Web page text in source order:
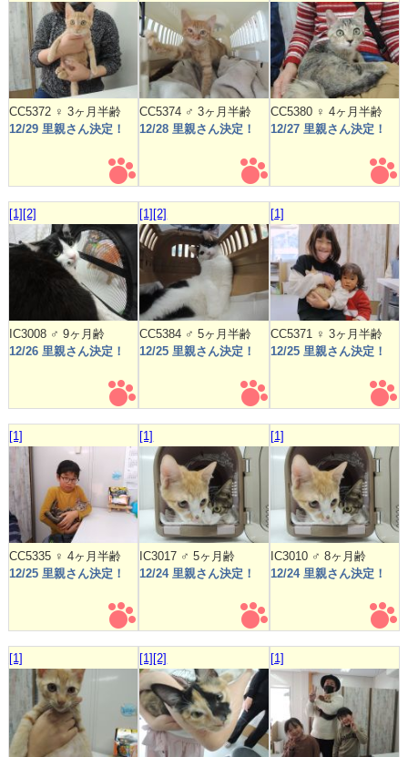
CC5372 ♀ 3ヶ月半齢
12/29 里親さん決定！
CC5374 ♂ 3ヶ月半齢
12/28 里親さん決定！
CC5380 ♀ 4ヶ月半齢
12/27 里親さん決定！
[1] [2]
IC3008 ♂ 9ヶ月齢
12/26 里親さん決定！
[1] [2]
CC5384 ♂ 5ヶ月半齢
12/25 里親さん決定！
[1]
CC5371 ♀ 3ヶ月半齢
12/25 里親さん決定！
[1]
CC5335 ♀ 4ヶ月半齢
12/25 里親さん決定！
[1]
IC3017 ♂ 5ヶ月齢
12/24 里親さん決定！
[1]
IC3010 ♂ 8ヶ月齢
12/24 里親さん決定！
[1] [1] [2] [1]